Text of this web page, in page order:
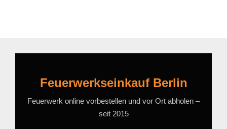
Feuerwerkseinkauf Berlin
Feuerwerk online vorbestellen und vor Ort abholen –
seit 2015